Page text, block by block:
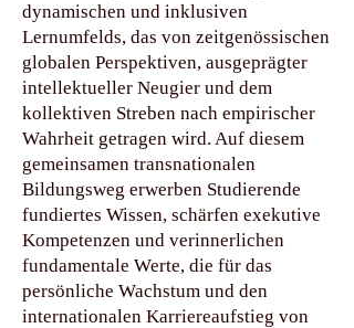
dynamischen und inklusiven
Lernumfelds, das von zeitgenössischen
globalen Perspektiven, ausgeprägter
intellektueller Neugier und dem
kollektiven Streben nach empirischer
Wahrheit getragen wird. Auf diesem
gemeinsamen transnationalen
Bildungsweg erwerben Studierende
fundiertes Wissen, schärfen exekutive
Kompetenzen und verinnerlichen
fundamentale Werte, die für das
persönliche Wachstum und den
internationalen Karriereaufstieg von